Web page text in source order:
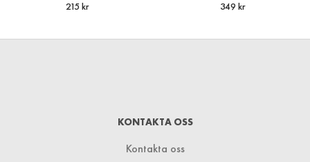
215 kr 349 kr
KONTAKTA OSS
Kontakta oss